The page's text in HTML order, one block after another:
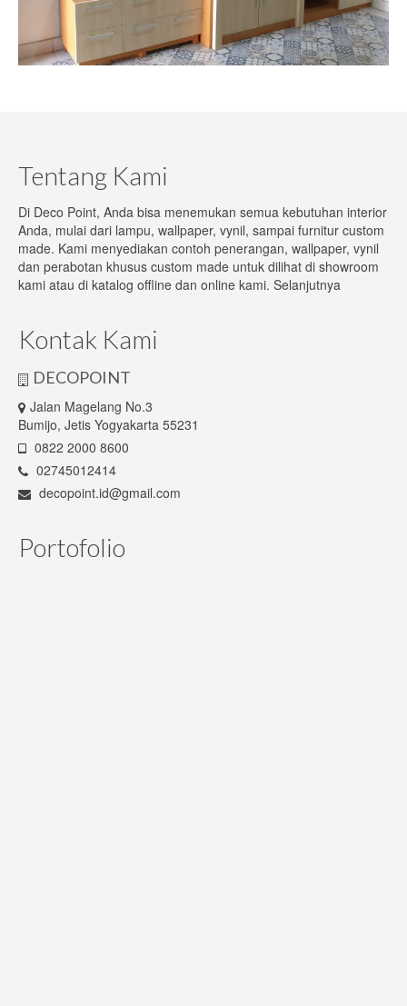
Meja Tamu
Meja TV
Lampu Gantung
Lampu Sorot
Lampu Taman
Tempat Penyimpanan
Kabinet
Lemari
Rak Buku
Sofa
Custom Furniture
Jasa Desain Interior
Tentang Kami
Di Deco Point, Anda bisa menemukan semua kebutuhan interior
Anda, mulai dari lampu, wallpaper, vynil, sampai furnitur custom
made. Kami menyediakan contoh penerangan, wallpaper, vynil
dan perabotan khusus custom made untuk dilihat di showroom
kami atau di katalog offline dan online kami. Selanjutnya
Kontak Kami
DECOPOINT
Jalan Magelang No.3
Bumijo, Jetis Yogyakarta 55231
0822 2000 8600
02745012414
decopoint.id@gmail.com
Portofolio